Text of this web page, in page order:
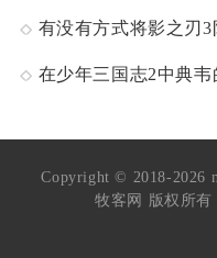
有没有方式将影之刃
在少年三国志2中典
Copyright © 2018-2026
牧客网 版权所有